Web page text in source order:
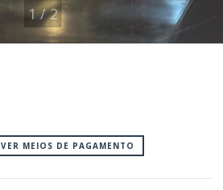
1/2
VER MEIOS DE PAGAMENTO